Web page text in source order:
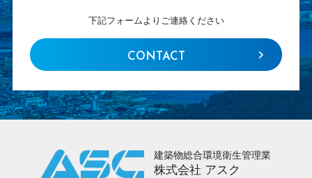
下記フォームよりご連絡ください
CONTACT
建築物総合環境衛生管理業
株式会社 アスク